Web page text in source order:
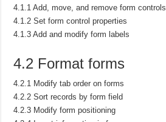
4.1.1 Add, move, and remove form controls
4.1.2 Set form control properties
4.1.3 Add and modify form labels
4.2 Format forms
4.2.1 Modify tab order on forms
4.2.2 Sort records by form field
4.2.3 Modify form positioning